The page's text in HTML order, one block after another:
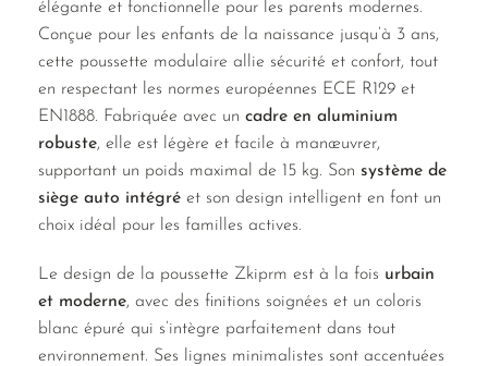
élégante et fonctionnelle pour les parents modernes.
Conçue pour les enfants de la naissance jusqu’à 3 ans,
cette poussette modulaire allie sécurité et confort, tout
en respectant les normes européennes ECE R129 et
EN1888. Fabriquée avec un cadre en aluminium
robuste, elle est légère et facile à manœuvrer,
supportant un poids maximal de 15 kg. Son système de
siège auto intégré et son design intelligent en font un
choix idéal pour les familles actives.
Le design de la poussette Zkiprm est à la fois urbain
et moderne, avec des finitions soignées et un coloris
blanc épuré qui s’intègre parfaitement dans tout
environnement. Ses lignes minimalistes sont accentuées